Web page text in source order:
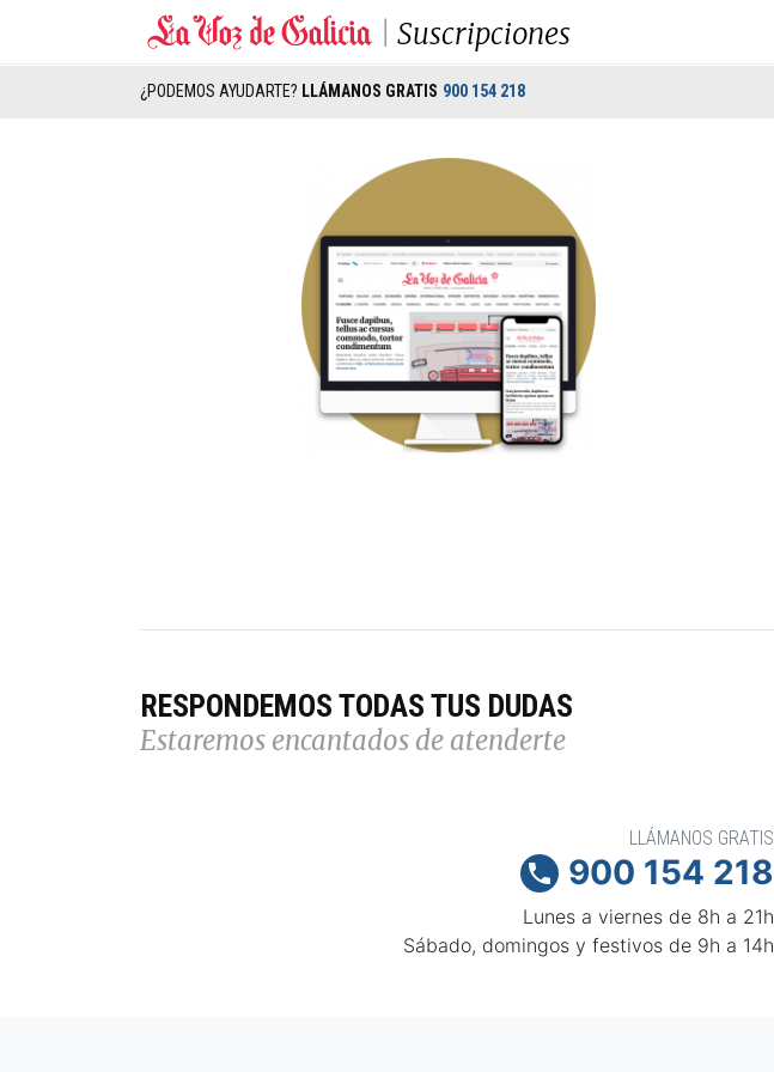
Suscripciones
¿PODEMOS AYUDARTE? LLÁMANOS GRATIS 900 154 218
RESPONDEMOS TODAS TUS DUDAS
Estaremos encantados de atenderte
LLÁMANOS GRATIS
 900 154 218
Lunes a viernes de 8h a 21h
Sábado, domingos y festivos de 9h a 14h